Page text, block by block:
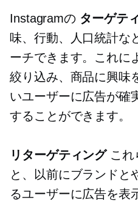
Instagramの ターゲテ
味、行動、人口統計な
ーチできます。これに
絞り込み、商品に興味
いユーザーに広告が確
することができます。
リターゲティングこれ
と、以前にブランドと
るユーザーに広告を表